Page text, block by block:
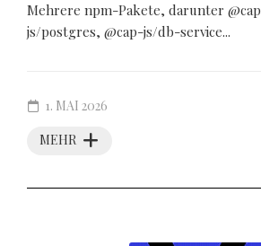
Mehrere npm-Pakete, darunter
js/postgres, @cap-js/db-service...
MEHR
1. MAI 2026